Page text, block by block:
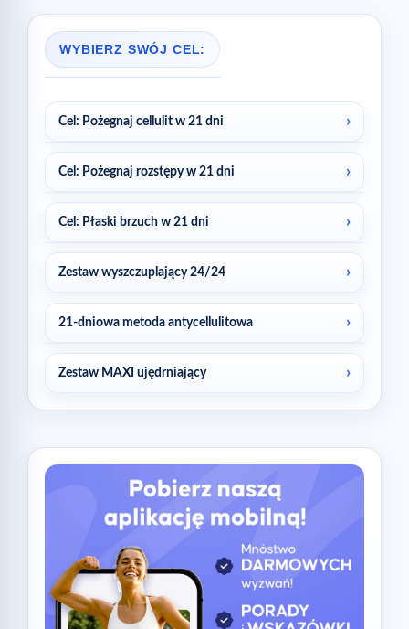
WYBIERZ SWÓJ CEL:
Cel: Pożegnaj cellulit w 21 dni
Cel: Pożegnaj rozstępy w 21 dni
Cel: Płaski brzuch w 21 dni
Zestaw wyszczuplający 24/24
21-dniowa metoda antycellulitowa
Zestaw MAXI ujędrniający